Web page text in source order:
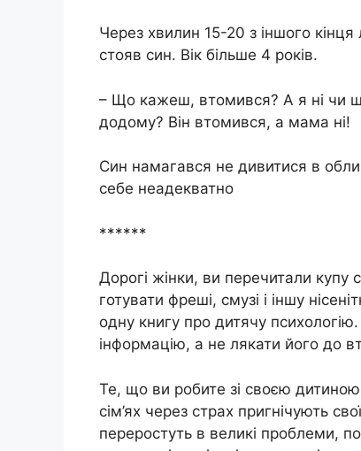
Через хвилин 15-20 з іншого
стояв син. Вік більше 4 років.
– Що кажеш, втомився? А я ні чи
додому? Він втомився, а мама ні!
Син намагався не дивитися в
себе неадекватно
******
Дорогі жінки, ви перечитали купу
готувати фреші, смузі і іншу
одну книгу про дитячу
інформацію, а не лякати його до
Те, що ви робите зі своєю
сім’ях через страх пригнічують
переростуть в великі проблеми,